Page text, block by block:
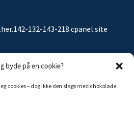
byde på en cookie?
cookies – dog ikke den slags med chokolade.
132-143-218.cpanel.site